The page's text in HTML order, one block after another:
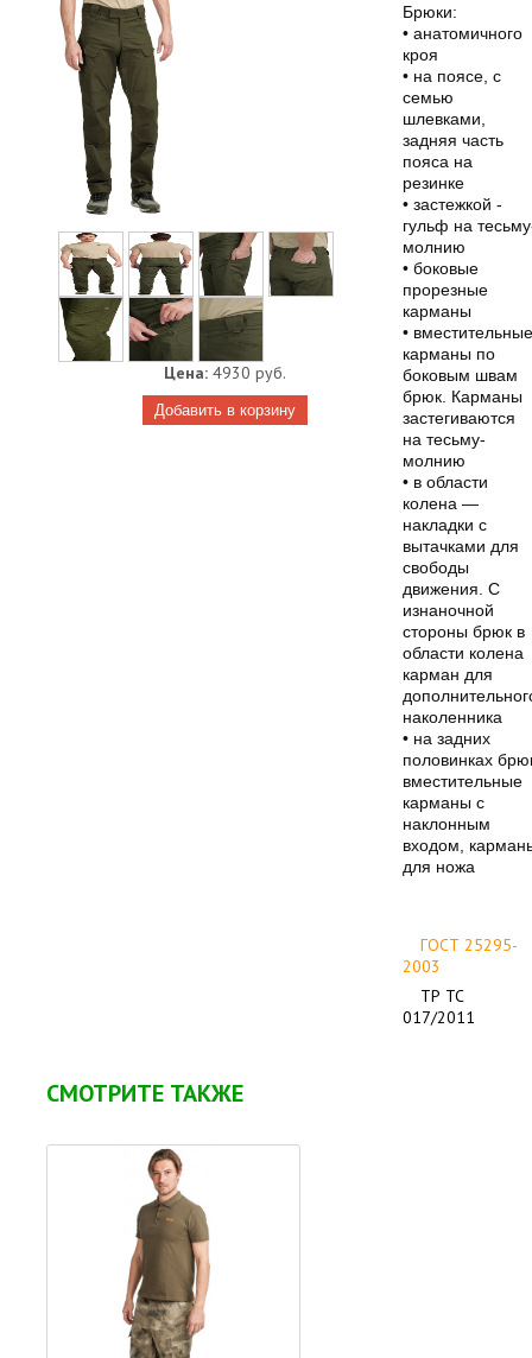
Цена:4930 руб.
Брюки:
• анатомичного
кроя
• на поясе, с
семью
шлевками,
задняя часть
пояса на
резинке
• застежкой -
гульф на
молнию
• боковые
прорезные
карманы
• вместительные
карманы по
боковым швам
брюк. Карманы
застегиваются
на тесьму-
молнию
• в области
колена —
накладки с
вытачками для
свободы
движения. С
изнаночной
стороны брюк в
области колена
карман для
наколенника
• на задних
половинках
вместительные
карманы с
наклонным
входом,
для ножа
ГОСТ 25295-
2003
ТР ТС
017/2011
СМОТРИТЕ ТАКЖЕ